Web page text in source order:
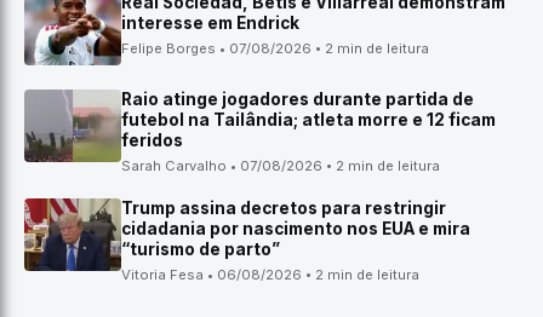
interesse em Endrick
Felipe Borges • 07/08/2026 • 2 min de leitura
Raio atinge jogadores durante partida de
futebol na Tailândia; atleta morre e 12 ficam
feridos
Sarah Carvalho • 07/08/2026 • 2 min de leitura
Trump assina decretos para restringir
cidadania por nascimento nos EUA e mira
“turismo de parto”
Vitoria Fesa • 06/08/2026 • 2 min de leitura